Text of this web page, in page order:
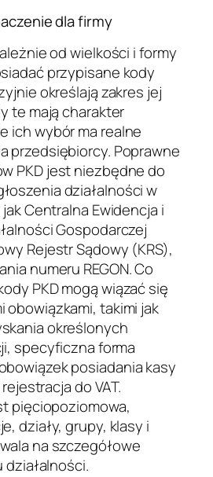
dla firmy
od wielkości i formy
przypisane kody
określają zakres jej
te mają charakter
ich wybór ma realne
przedsiębiorcy. Poprawne
PKD jest niezbędne do
działalności w
Centralna Ewidencja i
Gospodarczej
Rejestr Sądowy (KRS),
numeru REGON. Co
PKD mogą wiązać się
takimi jak
określonych
specyficzna forma
posiadania kasy
do VAT.
pięciopoziomowa,
działy, grupy, klasy i
na szczegółowe